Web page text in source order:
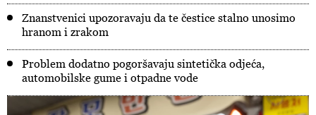
Znanstvenici upozoravaju da te čestice stalno unosimo
hranom i zrakom
Problem dodatno pogoršavaju sintetička odjeća,
automobilske gume i otpadne vode